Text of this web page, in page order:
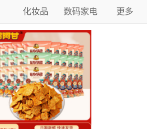
化妆品 数码家电 更多